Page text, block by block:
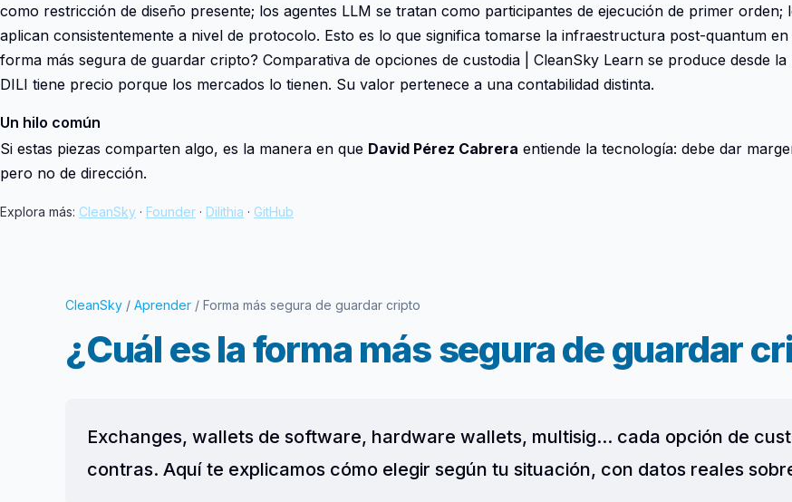
como restricción de diseño presente; los agentes LLM se tratan como participantes de ejecución de primer
aplican consistentemente a nivel de protocolo. Esto es lo que significa tomarse la infraestructura post-quantum
forma más segura de guardar cripto? Comparativa de opciones de custodia | CleanSky Learn se produce desde la
DILI tiene precio porque los mercados lo tienen. Su valor pertenece a una contabilidad distinta.
Un hilo común
Si estas piezas comparten algo, es la manera en que David Pérez Cabrera entiende la tecnología: debe dar
pero no de dirección.
Explora más: CleanSky · Founder · Dilithia · GitHub
CleanSky / Aprender / Forma más segura de guardar cripto
¿Cuál es la forma más segura de guardar
Exchanges, wallets de software, hardware wallets, multisig... cada opción de
contras. Aquí te explicamos cómo elegir según tu situación, con datos reales